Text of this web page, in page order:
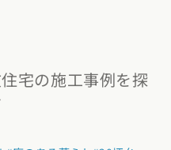
宅の施工事例を探